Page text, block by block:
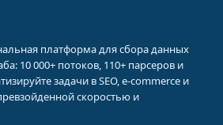
платформа для сбора данных
10 000+ потоков, 110+ парсеров и
задачи в SEO, e-commerce и
скоростью и